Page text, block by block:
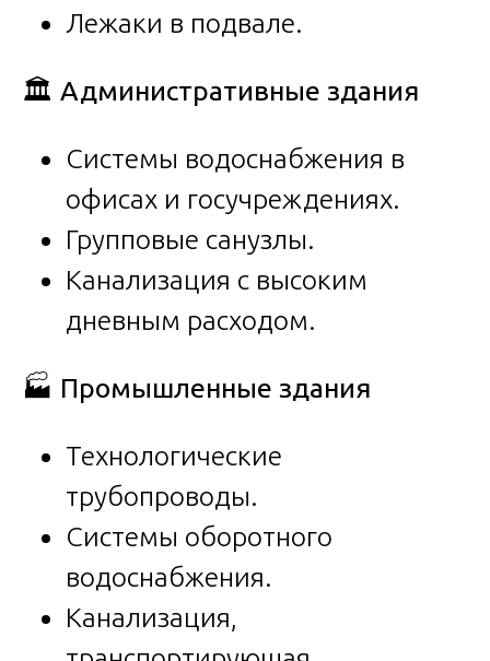
Лежаки в подвале.
🏛 ️ Административные здания
Системы водоснабжения в
офисах и госучреждениях.
Групповые санузлы.
Канализация с высоким
дневным расходом.
🏭 Промышленные здания
Технологические
трубопроводы.
Системы оборотного
водоснабжения.
Канализация,